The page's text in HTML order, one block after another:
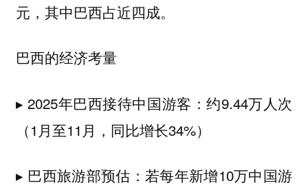
元，其中巴西占近四成。
巴西的经济考量
▸ 2025年巴西接待中国游客：约9.44万人次
（1月至11月，同比增长34%）
▸ 巴西旅游部预估：若每年新增10万中国游